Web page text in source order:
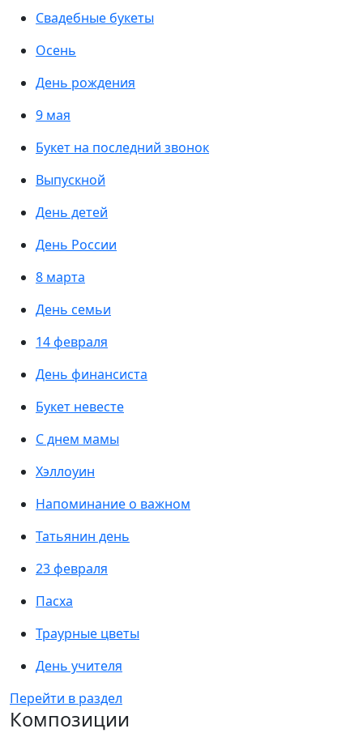
Свадебные букеты
Осень
День рождения
9 мая
Букет на последний звонок
Выпускной
День детей
День России
8 марта
День семьи
14 февраля
День финансиста
Букет невесте
С днем мамы
Хэллоуин
Напоминание о важном
Татьянин день
23 февраля
Пасха
Траурные цветы
День учителя
Перейти в раздел
Композиции